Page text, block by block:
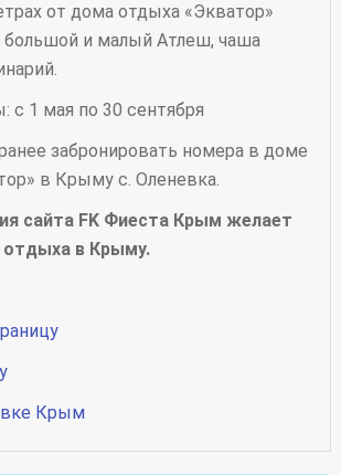
от дома отдыха «Экватор»
большой и малый Атлеш, чаша
с 1 мая по 30 сентября
забронировать номера в доме
в Крыму с. Оленевка.
сайта FK Фиеста Крым желает
отдыха в Крыму.
Крым